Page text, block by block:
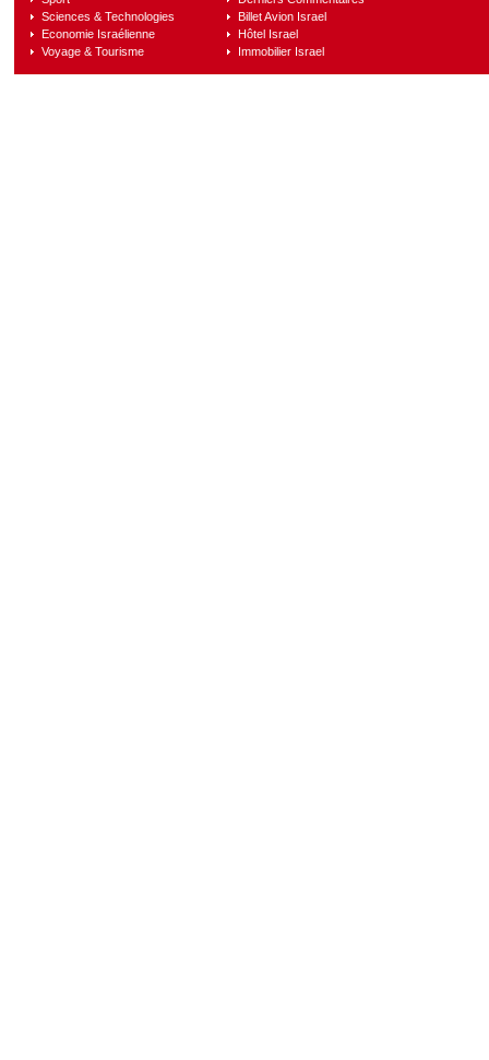
Sciences & Technologies
Economie Israélienne
Voyage & Tourisme
Billet Avion Israel
Hôtel Israel
Immobilier Israel